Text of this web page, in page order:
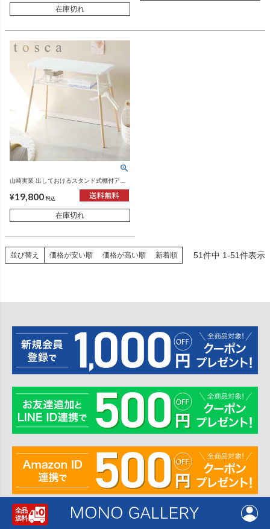
在庫切れ
山崎実業 出しておけるスタンド式棚付アイ
リーズ
¥19,800 税込
在庫切れ
並び替え 価格が安い順 価格が高い順 新着順 51件中 1-51件表示